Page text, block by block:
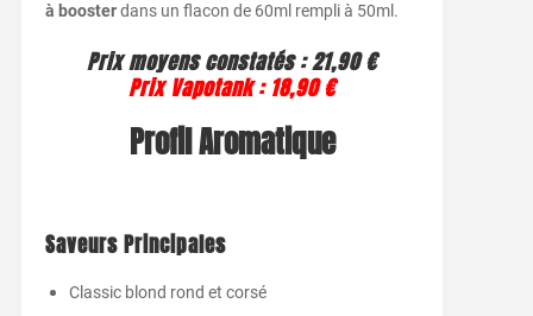
à boosterdans un flacon de 60ml rempli à 50ml.
Prix moyens constatés : 21,90 €
Prix Vapotank : 18,90 €
Profil Aromatique
Saveurs Principales
Classic blond rond et corsé